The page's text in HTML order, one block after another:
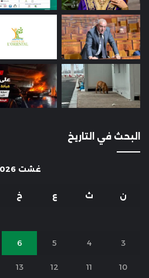
البحث في التاريخ
غشت 2026
ن ث ع خ
3
4
5
6
10
11
12
13